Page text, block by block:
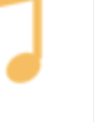
Gun （1988）
1980）
（1977）
The Poseidon